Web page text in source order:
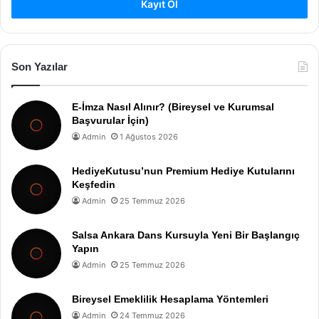
Kayıt Ol
Son Yazılar
E-İmza Nasıl Alınır? (Bireysel ve Kurumsal
Başvurular İçin)
Admin 1 Ağustos 2026
HediyeKutusu’nun Premium Hediye Kutularını
Keşfedin
Admin 25 Temmuz 2026
Salsa Ankara Dans Kursuyla Yeni Bir Başlangıç
Yapın
Admin 25 Temmuz 2026
Bireysel Emeklilik Hesaplama Yöntemleri
Admin 24 Temmuz 2026